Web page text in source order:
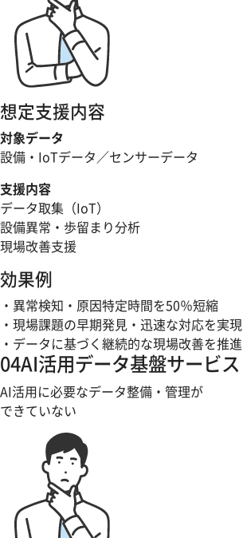
想定支援内容
対象データ
設備・IoTデータ／センサーデータ
支援内容
データ取集（IoT）
設備異常・歩留まり分析
現場改善支援
効果例
・異常検知・原因特定時間を50％短縮
・現場課題の早期発見・迅速な対応を実現
・データに基づく継続的な現場改善を推進
04AI活用データ基盤サービス
AI活用に必要なデータ整備・管理が
できていない